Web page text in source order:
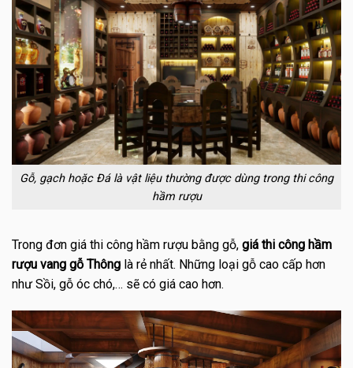
Gỗ, gạch hoặc Đá là vật liệu thường được dùng trong thi công
hầm rượu
Trong đơn giá thi công hầm rượu bằng gỗ, giá thi công hầm
rượu vang gỗ Thông là rẻ nhất. Những loại gỗ cao cấp hơn
như Sồi, gỗ óc chó,… sẽ có giá cao hơn.